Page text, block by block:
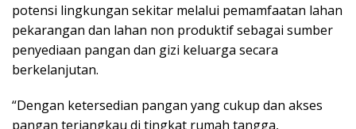
potensi lingkungan sekitar melalui pemamfaatan lahan
pekarangan dan lahan non produktif sebagai sumber
penyediaan pangan dan gizi keluarga secara
berkelanjutan.
“Dengan ketersedian pangan yang cukup dan akses
pangan terjangkau di tingkat rumah tangga,